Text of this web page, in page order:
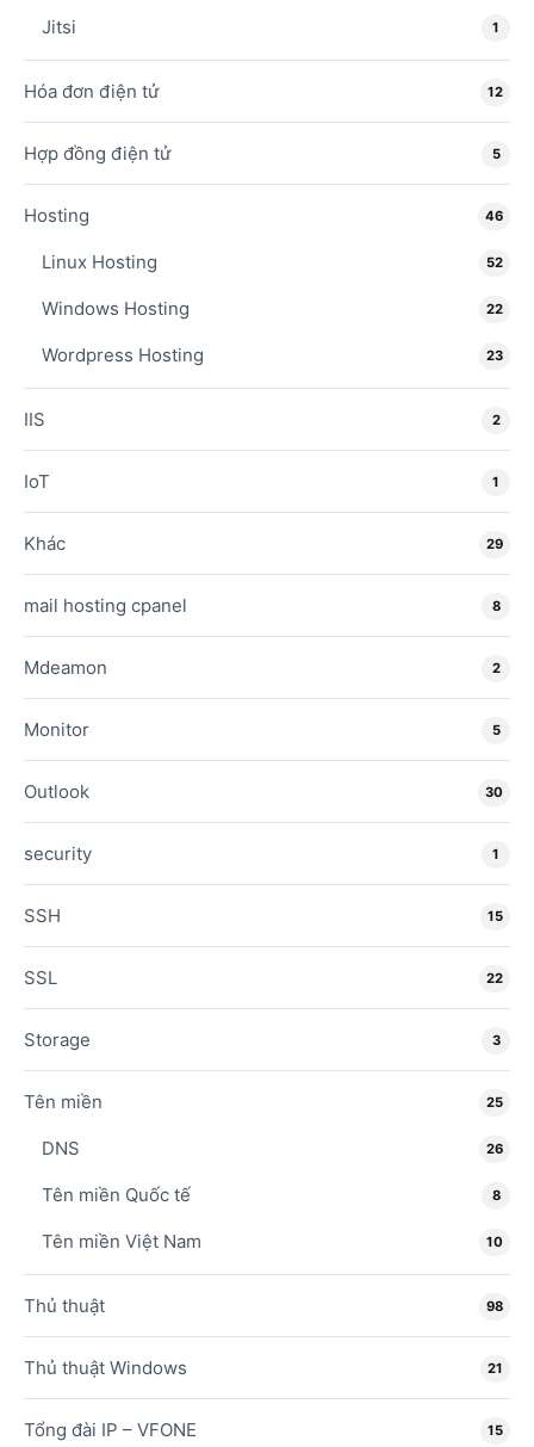
Jitsi 1
Hóa đơn điện tử 12
Hợp đồng điện tử 5
Hosting 46
Linux Hosting 52
Windows Hosting 22
Wordpress Hosting 23
IIS 2
IoT 1
Khác 29
mail hosting cpanel 8
Mdeamon 2
Monitor 5
Outlook 30
security 1
SSH 15
SSL 22
Storage 3
Tên miền 25
DNS 26
Tên miền Quốc tế 8
Tên miền Việt Nam 10
Thủ thuật 98
Thủ thuật Windows 21
Tổng đài IP – VFONE 15